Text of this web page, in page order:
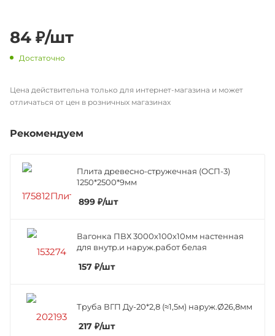
84 ₽/шт
Достаточно
Цена действительна только для интернет-магазина и может
отличаться от цен в розничных магазинах
Рекомендуем
Плита древесно-стружечная (ОСП-3)
1250*2500*9мм
899 ₽/шт
Вагонка ПВХ 3000х100х10мм настенная
для внутр.и наруж.работ белая
157 ₽/шт
Труба ВГП Ду-20*2,8 (≈1,5м) наруж.Ø26,8мм
217 ₽/шт